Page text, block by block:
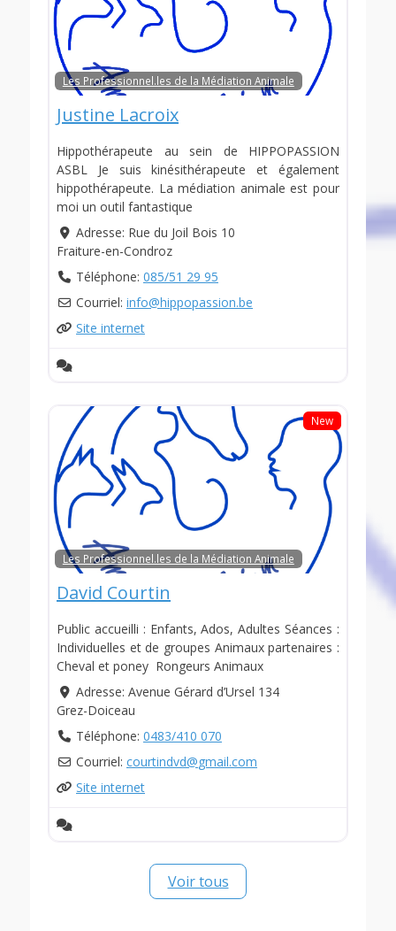
Les Professionnel.les de la Médiation Animale
Justine Lacroix
Hippothérapeute au sein de HIPPOPASSION
ASBL Je suis kinésithérapeute et également
hippothérapeute. La médiation animale est pour
moi un outil fantastique
Adresse: Rue du Joil Bois 10
Fraiture-en-Condroz
Téléphone: 085/51 29 95
Courriel: info@hippopassion.be
Site internet
New
Les Professionnel.les de la Médiation Animale
David Courtin
Public accueilli : Enfants, Ados, Adultes Séances :
Individuelles et de groupes Animaux partenaires :
Cheval et poney Rongeurs Animaux
Adresse: Avenue Gérard d’Ursel 134
Grez-Doiceau
Téléphone: 0483/410 070
Courriel: courtindvd@gmail.com
Site internet
Voir tous